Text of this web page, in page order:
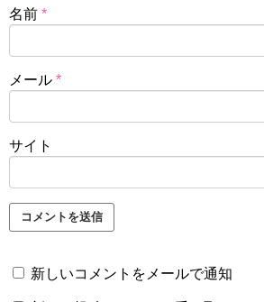
名前 *
メール *
サイト
新しいコメントをメールで通知